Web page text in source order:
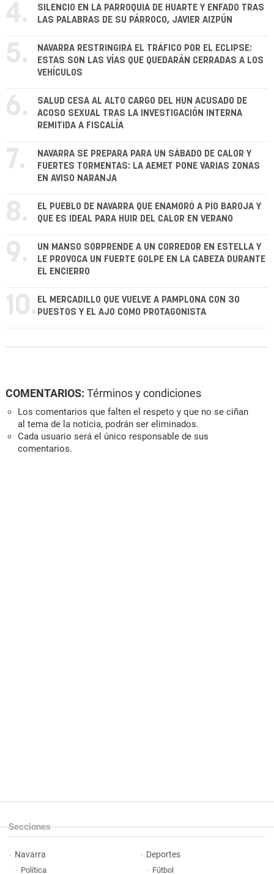
4.
SILENCIO EN LA PARROQUIA DE HUARTE Y ENFADO TRAS
LAS PALABRAS DE SU PÁRROCO, JAVIER AIZPÚN
5.
NAVARRA RESTRINGIRÁ EL TRÁFICO POR EL ECLIPSE:
ESTAS SON LAS VÍAS QUE QUEDARÁN CERRADAS A LOS
VEHÍCULOS
6.
SALUD CESA AL ALTO CARGO DEL HUN ACUSADO DE
ACOSO SEXUAL TRAS LA INVESTIGACIÓN INTERNA
REMITIDA A FISCALÍA
7.
NAVARRA SE PREPARA PARA UN SÁBADO DE CALOR Y
FUERTES TORMENTAS: LA AEMET PONE VARIAS ZONAS
EN AVISO NARANJA
8.
EL PUEBLO DE NAVARRA QUE ENAMORÓ A PÍO BAROJA Y
QUE ES IDEAL PARA HUIR DEL CALOR EN VERANO
9.
UN MANSO SORPRENDE A UN CORREDOR EN ESTELLA Y
LE PROVOCA UN FUERTE GOLPE EN LA CABEZA DURANTE
EL ENCIERRO
10. EL MERCADILLO QUE VUELVE A PAMPLONA CON 30
PUESTOS Y EL AJO COMO PROTAGONISTA
COMENTARIOS: Términos y condiciones
Los comentarios que falten el respeto y que no se ciñan
al tema de la noticia, podrán ser eliminados.
Cada usuario será el único responsable de sus
comentarios.
Secciones
Navarra
Política
Deportes
Fútbol